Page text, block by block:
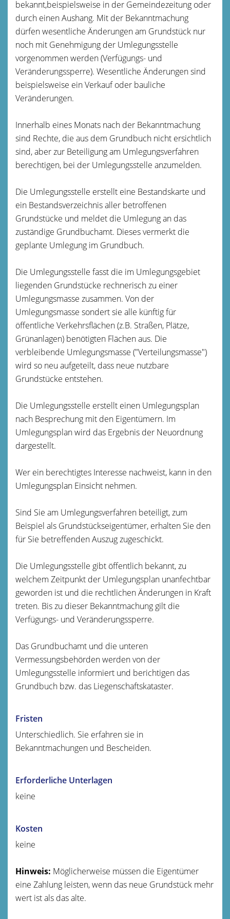
bekannt,beispielsweise in der Gemeindezeitung oder
durch einen Aushang. Mit der Bekanntmachung
dürfen wesentliche Änderungen am Grundstück nur
noch mit Genehmigung der Umlegungsstelle
vorgenommen werden (Verfügungs- und
Veränderungssperre). Wesentliche Änderungen sind
beispielsweise ein Verkauf oder bauliche
Veränderungen.
Innerhalb eines Monats nach der Bekanntmachung
sind Rechte, die aus dem Grundbuch nicht ersichtlich
sind, aber zur Beteiligung am Umlegungsverfahren
berechtigen, bei der Umlegungsstelle anzumelden.
Die Umlegungsstelle erstellt eine Bestandskarte und
ein Bestandsverzeichnis aller betroffenen
Grundstücke und meldet die Umlegung an das
zuständige Grundbuchamt. Dieses vermerkt die
geplante Umlegung im Grundbuch.
Die Umlegungsstelle fasst die im Umlegungsgebiet
liegenden Grundstücke rechnerisch zu einer
Umlegungsmasse zusammen. Von der
Umlegungsmasse sondert sie alle künftig für
öffentliche Verkehrsflächen(z.B. Straßen, Plätze,
Grünanlagen) benötigten Flächen aus. Die
verbleibende Umlegungsmasse ("Verteilungsmasse")
wird so neu aufgeteilt, dass neue nutzbare
Grundstücke entstehen.
Die Umlegungsstelle erstellt einen Umlegungsplan
nach Besprechung mit den Eigentümern. Im
Umlegungsplan wird das Ergebnis der Neuordnung
dargestellt.
Wer ein berechtigtes Interesse nachweist, kann in den
Umlegungsplan Einsicht nehmen.
Sind Sie am Umlegungsverfahren beteiligt, zum
Beispiel als Grundstückseigentümer, erhalten Sie den
für Sie betreffenden Auszug zugeschickt.
Die Umlegungsstelle gibt öffentlich bekannt, zu
welchem Zeitpunkt der Umlegungsplan unanfechtbar
geworden ist und die rechtlichen Änderungen in Kraft
treten. Bis zu dieser Bekanntmachung gilt die
Verfügungs- und Veränderungssperre.
Das Grundbuchamt und die unteren
Vermessungsbehörden werden von der
Umlegungsstelle informiert und berichtigen das
Grundbuch bzw. das Liegenschaftskataster.
Fristen
Unterschiedlich. Sie erfahren sie in
Bekanntmachungen und Bescheiden.
Erforderliche Unterlagen
keine
Kosten
keine
Hinweis: Möglicherweise müssen die Eigentümer
eine Zahlung leisten, wenn das neue Grundstück mehr
wert ist als das alte.